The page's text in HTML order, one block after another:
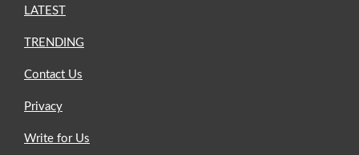
LATEST
TRENDING
Contact Us
Privacy
Write for Us